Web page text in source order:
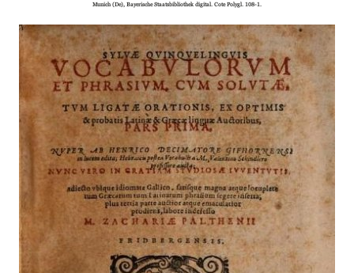
Munich (De), Bayerische Staatsbibliothek digital. Cote Polygl. 108-1.